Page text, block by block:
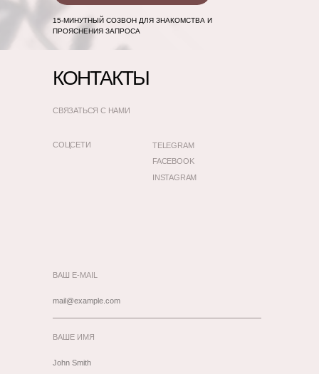
15-МИНУТНЫЙ СОЗВОН ДЛЯ ЗНАКОМСТВА И
ПРОЯСНЕНИЯ ЗАПРОСА
КОНТАКТЫ
FACEBOOK
СВЯЗАТЬСЯ С НАМИ
СОЦСЕТИ TELEGRAM
INSTAGRAM
ВАШ E-MAIL
ВАШЕ ИМЯ